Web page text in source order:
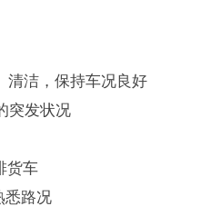
清洁，保持车况良好
突发状况
货车
悉路况